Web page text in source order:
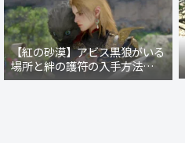
【紅の砂漠】アビス黒狼がいる
場所と絆の護符の入手方法【レ
イシーの秘密商店】